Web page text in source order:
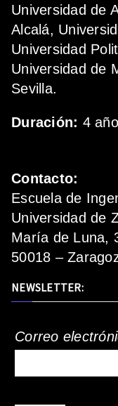
Universidad de
Alcalá,
Universidad
Universidad de
Sevilla.
Duración: 4
Contacto:
Escuela de
Universidad de
María de Luna,
50018 –
NEWSLETTER:
Correo